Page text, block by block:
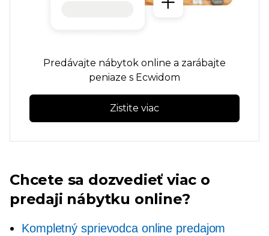
Predávajte nábytok online a zarábajte
peniaze s Ecwidom
Zistite viac
Chcete sa dozvedieť viac o
predaji nábytku online?
Kompletný sprievodca online predajom